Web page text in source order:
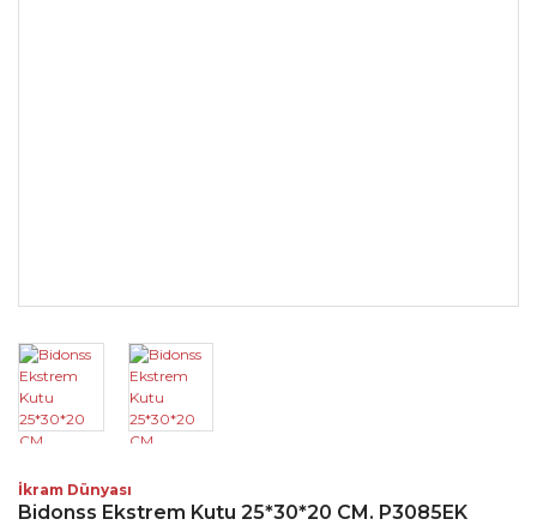
İkram Dünyası
Bidonss Ekstrem Kutu 25*30*20 CM. P3085EK